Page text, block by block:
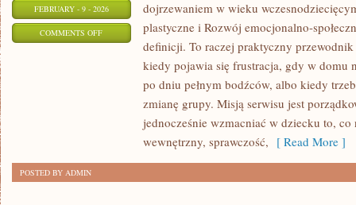
FEBRUARY - 9 - 2026
COMMENTS OFFON
DIETETYKA
dojrzewaniem w wieku
plastyczne i Rozwój emocjonalno-
definicji. To raczej praktyczny
kiedy pojawia się frustracja, gdy w domu
po dniu pełnym bodźców, albo kiedy
zmianę grupy. Misją serwisu jest
jednocześnie wzmacniać w dziecku to,
wewnętrzny, sprawczość, [ Read More ]
POSTED BY ADMIN